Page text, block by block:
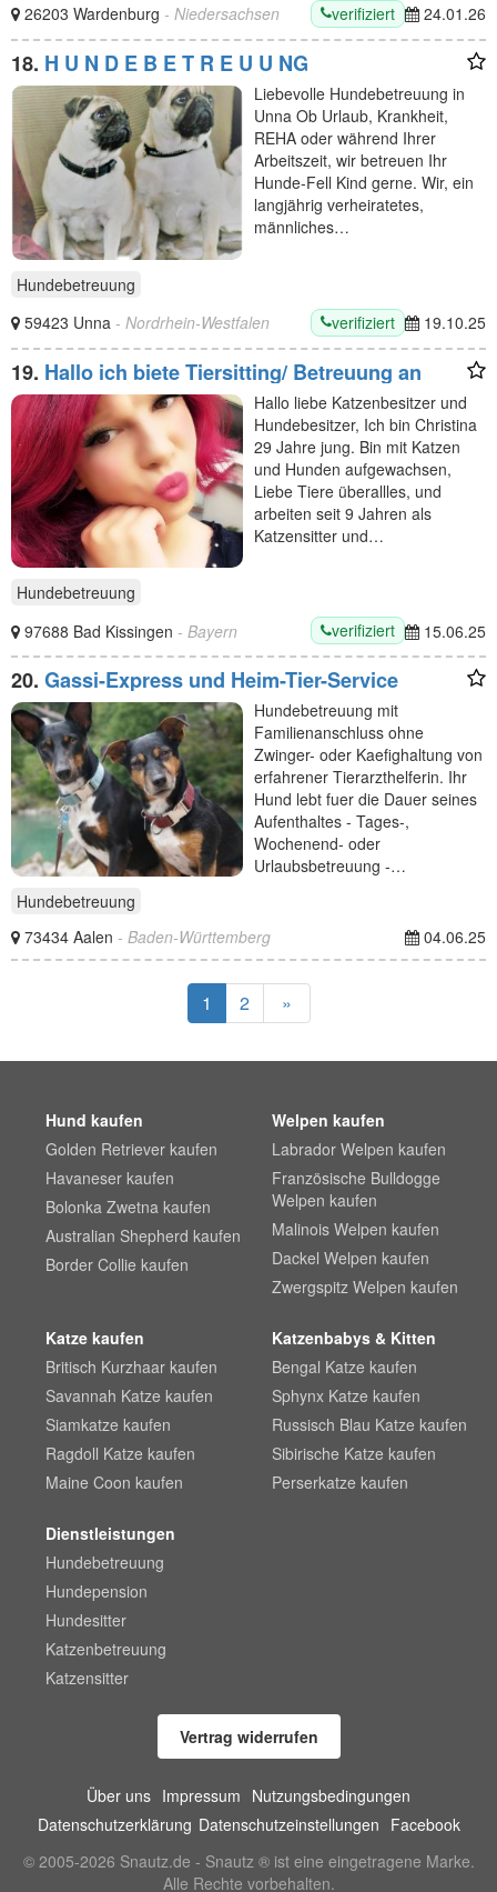
26203 Wardenburg - Niedersachsen verifiziert 24.01.26
18. H U N D E B E T R E U U NG
Liebevolle Hundebetreuung in
Unna Ob Urlaub, Krankheit,
REHA oder während Ihrer
Arbeitszeit, wir betreuen Ihr
Hunde-Fell Kind gerne. Wir, ein
langjährig verheiratetes,
männliches…
Hundebetreuung
59423 Unna - Nordrhein-Westfalen verifiziert 19.10.25
19. Hallo ich biete Tiersitting/ Betreuung an
Hallo liebe Katzenbesitzer und
Hundebesitzer, Ich bin Christina
29 Jahre jung. Bin mit Katzen
und Hunden aufgewachsen,
Liebe Tiere überallles, und
arbeiten seit 9 Jahren als
Katzensitter und…
Hundebetreuung
97688 Bad Kissingen - Bayern verifiziert 15.06.25
20. Gassi-Express und Heim-Tier-Service
Hundebetreuung mit
Familienanschluss ohne
Zwinger- oder Kaefighaltung von
erfahrener Tierarzthelferin. Ihr
Hund lebt fuer die Dauer seines
Aufenthaltes - Tages-,
Wochenend- oder
Urlaubsbetreuung -…
Hundebetreuung
73434 Aalen - Baden-Württemberg 04.06.25
1 2 »
Hund kaufen
Golden Retriever kaufen
Havaneser kaufen
Bolonka Zwetna kaufen
Australian Shepherd kaufen
Border Collie kaufen
Welpen kaufen
Labrador Welpen kaufen
Französische Bulldogge
Welpen kaufen
Malinois Welpen kaufen
Dackel Welpen kaufen
Zwergspitz Welpen kaufen
Katze kaufen
Britisch Kurzhaar kaufen
Savannah Katze kaufen
Siamkatze kaufen
Ragdoll Katze kaufen
Maine Coon kaufen
Katzenbabys & Kitten
Bengal Katze kaufen
Sphynx Katze kaufen
Russisch Blau Katze kaufen
Sibirische Katze kaufen
Perserkatze kaufen
Dienstleistungen
Hundebetreuung
Hundepension
Hundesitter
Katzenbetreuung
Katzensitter
Vertrag widerrufen
Über uns Impressum Nutzungsbedingungen
Datenschutzerklärung Datenschutzeinstellungen Facebook
© 2005-2026 Snautz.de - Snautz ® ist eine eingetragene Marke.
Alle Rechte vorbehalten.